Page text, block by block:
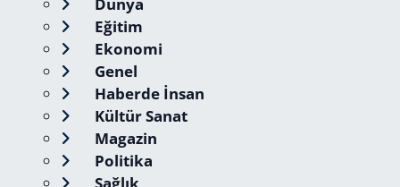
Eğitim
Ekonomi
Genel
Haberde İnsan
Kültür Sanat
Magazin
Politika